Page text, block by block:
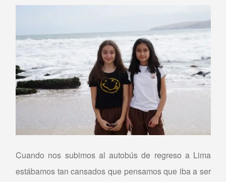
Cuando nos subimos al autobús de regreso a Lima
estábamos tan cansados que pensamos que iba a ser